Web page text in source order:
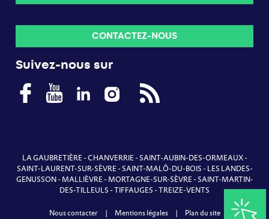
CONTACTEZ-NOUS
Suivez-nous sur
LA GAUBRETIÈRE-CHANVERRIE-SAINT-AUBIN-DES-ORMEAUX-
SAINT-LAURENT-SUR-SÈVRE-SAINT-MALÔ-DU-BOIS-LES LANDES-
GENUSSON-MALLIÈVRE-MORTAGNE-SUR-SÈVRE-SAINT-MARTIN-
DES-TILLEULS-TIFFAUGES-TREIZE-VENTS
Nous contacter | Mentions légales | Plan du site